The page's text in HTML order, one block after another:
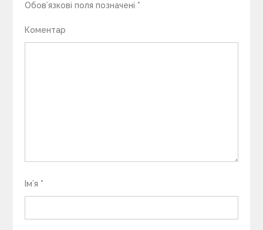
Обов’язкові поля позначені *
Коментар
Ім’я *